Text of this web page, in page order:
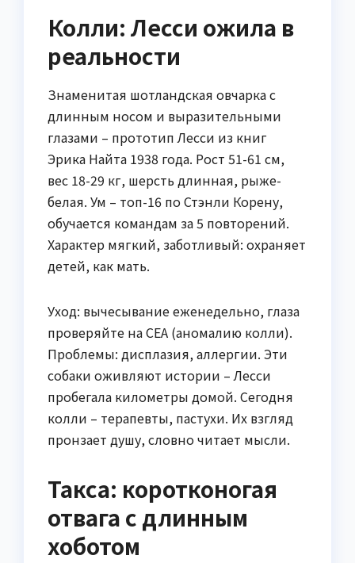
Колли: Лесси ожила в
реальности
Знаменитая шотландская овчарка с
длинным носом и выразительными
глазами – прототип Лесси из книг
Эрика Найта 1938 года. Рост 51-61 см,
вес 18-29 кг, шерсть длинная, рыже-
белая. Ум – топ-16 по Стэнли Корену,
обучается командам за 5 повторений.
Характер мягкий, заботливый: охраняет
детей, как мать.
Уход: вычесывание еженедельно, глаза
проверяйте на CEA (аномалию колли).
Проблемы: дисплазия, аллергии. Эти
собаки оживляют истории – Лесси
пробегала километры домой. Сегодня
колли – терапевты, пастухи. Их взгляд
пронзает душу, словно читает мысли.
Такса: коротконогая
отвага с длинным
хоботом